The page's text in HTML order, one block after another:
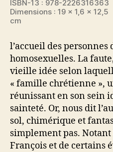
ISBN-13 : 978-2226316363
Dimensions : 19 x 1,6 x 12,5
cm
l’accueil des
homosexuelles. La
vieille idée selon
« famille chrétienne »,
réunissant en son sein
sainteté. Or, nous dit
sol, chimérique et
simplement pas.
François et de certains